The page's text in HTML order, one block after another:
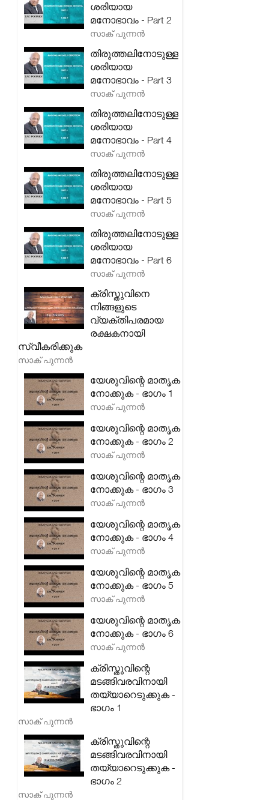
ശരിയായ
മനോഭാവം - Part 2
സാക് പുന്നൻ
തിരുത്തലിനോടുള്ള
ശരിയായ
മനോഭാവം - Part 3
സാക് പുന്നൻ
തിരുത്തലിനോടുള്ള
ശരിയായ
മനോഭാവം - Part 4
സാക് പുന്നൻ
തിരുത്തലിനോടുള്ള
ശരിയായ
മനോഭാവം - Part 5
സാക് പുന്നൻ
തിരുത്തലിനോടുള്ള
ശരിയായ
മനോഭാവം - Part 6
സാക് പുന്നൻ
ക്രിസ്തുവിനെ
നിങ്ങളുടെ
വ്യക്തിപരമായ
രക്ഷകനായി
സ്വീകരിക്കുക
സാക് പുന്നൻ
യേശുവിന്റെ മാതൃക
നോക്കുക - ഭാഗം 1
സാക് പുന്നൻ
യേശുവിന്റെ മാതൃക
നോക്കുക - ഭാഗം 2
സാക് പുന്നൻ
യേശുവിന്റെ മാതൃക
നോക്കുക - ഭാഗം 3
സാക് പുന്നൻ
യേശുവിന്റെ മാതൃക
നോക്കുക - ഭാഗം 4
സാക് പുന്നൻ
യേശുവിന്റെ മാതൃക
നോക്കുക - ഭാഗം 5
സാക് പുന്നൻ
യേശുവിന്റെ മാതൃക
നോക്കുക - ഭാഗം 6
സാക് പുന്നൻ
ക്രിസ്തുവിന്റെ
മടങ്ങിവരവിനായി
തയ്യാറെടുക്കുക -
ഭാഗം 1
സാക് പുന്നൻ
ക്രിസ്തുവിന്റെ
മടങ്ങിവരവിനായി
തയ്യാറെടുക്കുക -
ഭാഗം 2
സാക് പുന്നൻ